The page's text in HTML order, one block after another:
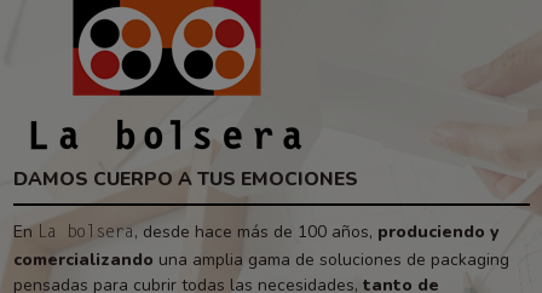
DAMOS CUERPO A TUS EMOCIONES
En La bolsera , desde hace más de 100 años, produciendo y
comercializando una amplia gama de soluciones de packaging
pensadas para cubrir todas las necesidades, tanto de